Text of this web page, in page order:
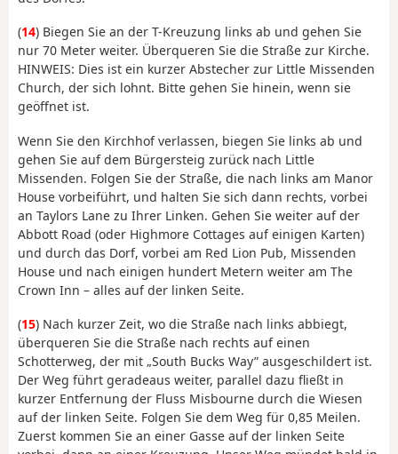
(14) Biegen Sie an der T-Kreuzung links ab und gehen Sie
nur 70 Meter weiter. Überqueren Sie die Straße zur Kirche.
HINWEIS: Dies ist ein kurzer Abstecher zur Little Missenden
Church, der sich lohnt. Bitte gehen Sie hinein, wenn sie
geöffnet ist.
Wenn Sie den Kirchhof verlassen, biegen Sie links ab und
gehen Sie auf dem Bürgersteig zurück nach Little
Missenden. Folgen Sie der Straße, die nach links am Manor
House vorbeiführt, und halten Sie sich dann rechts, vorbei
an Taylors Lane zu Ihrer Linken. Gehen Sie weiter auf der
Abbott Road (oder Highmore Cottages auf einigen Karten)
und durch das Dorf, vorbei am Red Lion Pub, Missenden
House und nach einigen hundert Metern weiter am The
Crown Inn – alles auf der linken Seite.
(15) Nach kurzer Zeit, wo die Straße nach links abbiegt,
überqueren Sie die Straße nach rechts auf einen
Schotterweg, der mit „South Bucks Way” ausgeschildert ist.
Der Weg führt geradeaus weiter, parallel dazu fließt in
kurzer Entfernung der Fluss Misbourne durch die Wiesen
auf der linken Seite. Folgen Sie dem Weg für 0,85 Meilen.
Zuerst kommen Sie an einer Gasse auf der linken Seite